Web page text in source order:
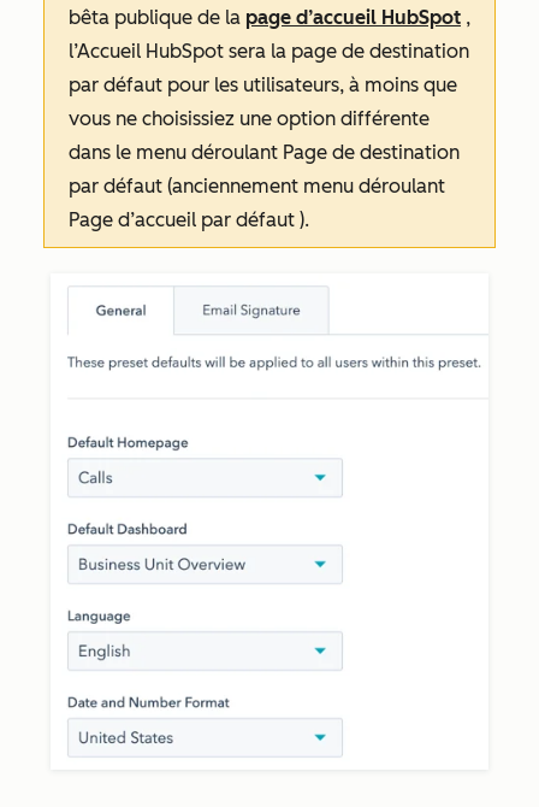
bêta publique de la page d’accueil HubSpot ,
l’Accueil HubSpot sera la page de destination
par défaut pour les utilisateurs, à moins que
vous ne choisissiez une option différente
dans le menu déroulant Page de destination
par défaut (anciennement menu déroulant
Page d’accueil par défaut ).